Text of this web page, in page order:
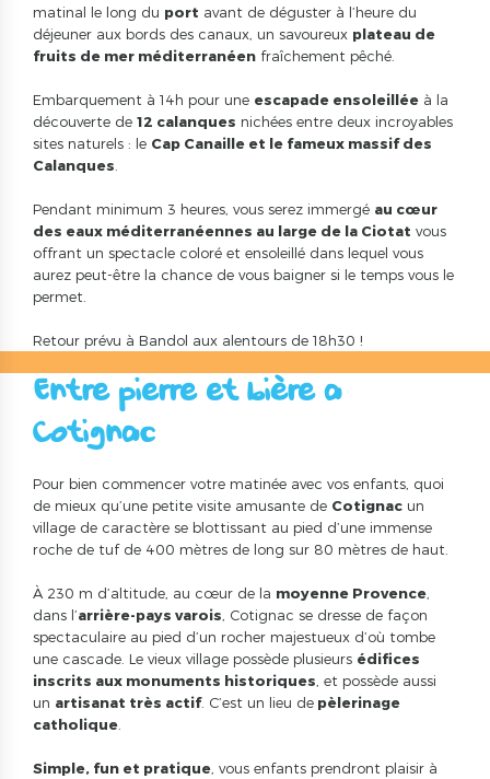
matinal le long du port avant de déguster à l’heure du
déjeuner aux bords des canaux, un savoureux plateau de
fruits de mer méditerranéen fraîchement pêché.
Embarquement à 14h pour une escapade ensoleillée à la
découverte de 12 calanques nichées entre deux incroyables
sites naturels : le Cap Canaille et le fameux massif des
Calanques
Pendant minimum 3 heures, vous serez immergé au cœur
des eaux méditerranéennes au large de la Ciotat vous
offrant un spectacle coloré et ensoleillé dans lequel vous
aurez peut-être la chance de vous baigner si le temps vous le
permet.
Retour prévu à Bandol aux alentours de 18h30 !
Entre pierre et bière a
Cotignac
Pour bien commencer votre matinée avec vos enfants, quoi
de mieux qu’une petite visite amusante de Cotignac un
village de caractère se blottissant au pied d’une immense
roche de tuf de 400 mètres de long sur 80 mètres de haut.
À 230 m d’altitude, au cœur de la moyenne Provence
dans l’arrière-pays varois , Cotignac se dresse de façon
spectaculaire au pied d’un rocher majestueux d’où tombe
une cascade. Le vieux village possède plusieurs édifices
inscrits aux monuments historiques , et possède aussi
un artisanat très actif. C’est un lieu de pèlerinage
catholique
Simple, fun et pratique , vous enfants prendront plaisir à